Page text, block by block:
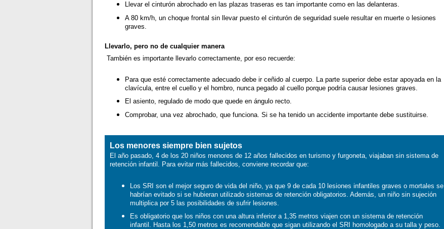
Llevar el cinturón abrochado en las plazas traseras es tan importante como en las delanteras.
A 80 km/h, un choque frontal sin llevar puesto el cinturón de seguridad suele resultar en muerte o lesiones
graves.
Llevarlo, pero no de cualquier manera
También es importante llevarlo correctamente, por eso recuerde:
Para que esté correctamente adecuado debe ir ceñido al cuerpo. La parte superior debe estar apoyada en la
clavícula, entre el cuello y el hombro, nunca pegado al cuello porque podría causar lesiones graves.
El asiento, regulado de modo que quede en ángulo recto.
Comprobar, una vez abrochado, que funciona. Si se ha tenido un accidente importante debe sustituirse.
Los menores siempre bien sujetos
El año pasado, 4 de los 20 niños menores de 12 años fallecidos en turismo y furgoneta, viajaban sin sistema de
retención infantil. Para evitar más fallecidos, conviene recordar que:
Los SRI son el mejor seguro de vida del niño, ya que 9 de cada 10 lesiones infantiles graves o mortales se
habrían evitado si se hubieran utilizado sistemas de retención obligatorios. Además, un niño sin sujeción
multiplica por 5 las posibilidades de sufrir lesiones.
Es obligatorio que los niños con una altura inferior a 1,35 metros viajen con un sistema de retención
infantil. Hasta los 1,50 metros es recomendable que sigan utilizando el SRI homologado a su talla y peso.